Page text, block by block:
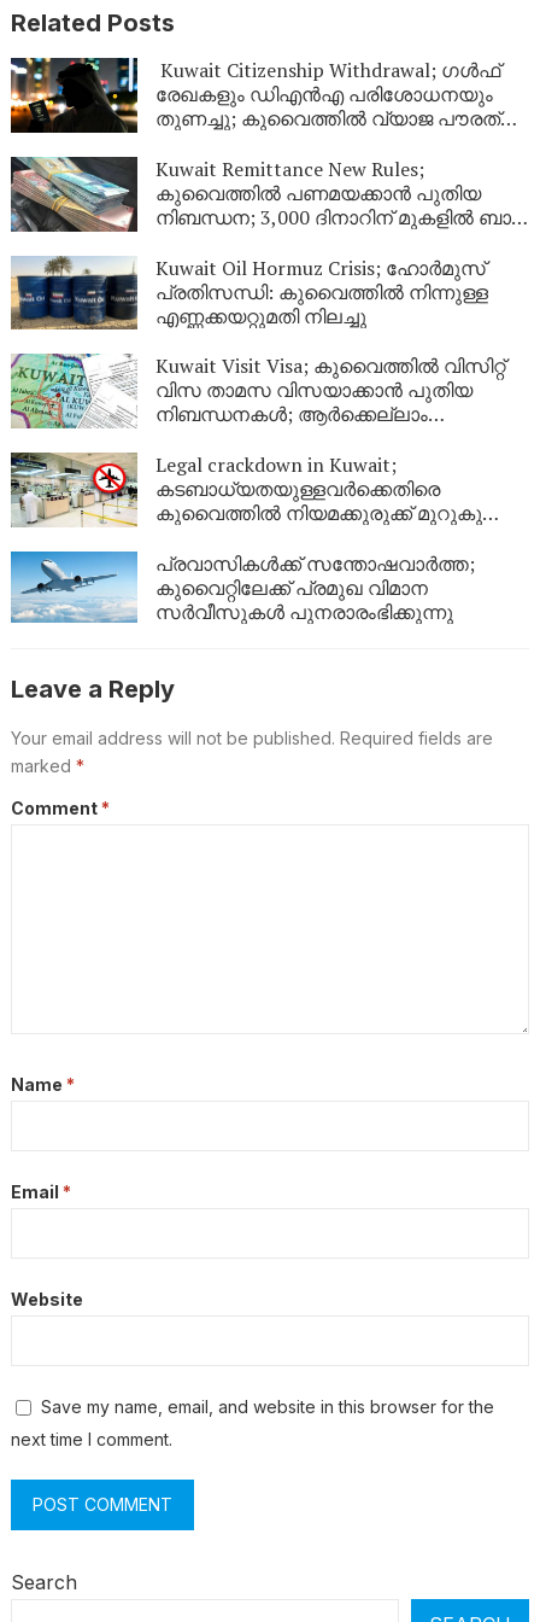
Related Posts
Kuwait Citizenship Withdrawal; ഗൾഫ്
രേഖകളും ഡിഎൻഎ പരിശോധനയും
തുണച്ചു; കുവൈത്തിൽ വ്യാജ പൗരത്വം
Kuwait Remittance New Rules;
കുവൈത്തിൽ പണമയക്കാൻ പുതിയ
നിബന്ധന; 3,000 ദിനാറിന് മുകളിൽ ബാങ്ക്
Kuwait Oil Hormuz Crisis; ഹോർമുസ്
പ്രതിസന്ധി: കുവൈത്തിൽ നിന്നുള്ള
എണ്ണക്കയറ്റുമതി നിലച്ചു
Kuwait Visit Visa; കുവൈത്തിൽ വിസിറ്റ്
വിസ താമസ വിസയാക്കാൻ പുതിയ
നിബന്ധനകൾ; ആർക്കെല്ലാം
Legal crackdown in Kuwait;
കടബാധ്യതയുള്ളവർക്കെതിരെ
കുവൈത്തിൽ നിയമക്കുരുക്ക് മുറുകുന്നു;
യാത്രാവിലക്ക്
പ്രവാസികൾക്ക് സന്തോഷവാർത്ത;
കുവൈറ്റിലേക്ക് പ്രമുഖ വിമാന
സർവീസുകൾ പുനരാരംഭിക്കുന്നു
Leave a Reply
Your email address will not be published. Required fields are
marked *
Comment *
Name *
Email *
Website
Save my name, email, and website in this browser for the
next time I comment.
Search